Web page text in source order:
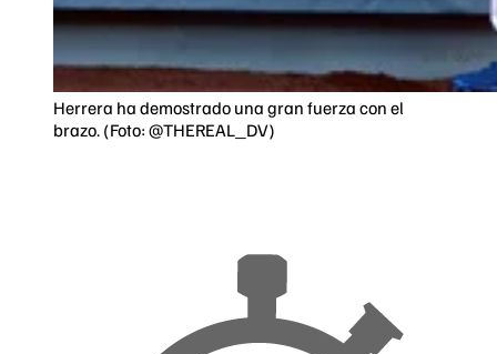
Herrera ha demostrado una gran fuerza con el
brazo. (Foto: @THEREAL_DV)